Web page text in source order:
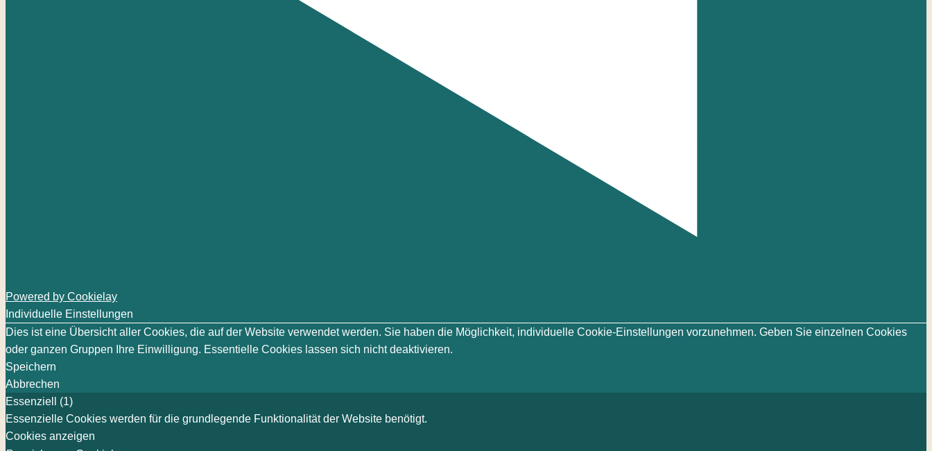
Powered by Cookielay
Individuelle Einstellungen
Dies ist eine Übersicht aller Cookies, die auf der Website verwendet werden. Sie haben die Möglichkeit, individuelle Cookie-Einstellungen vorzunehmen. Geben Sie einzelnen Cookies
oder ganzen Gruppen Ihre Einwilligung. Essentielle Cookies lassen sich nicht deaktivieren.
Speichern
Abbrechen
Essenziell (1)
Essenzielle Cookies werden für die grundlegende Funktionalität der Website benötigt.
Cookies anzeigen